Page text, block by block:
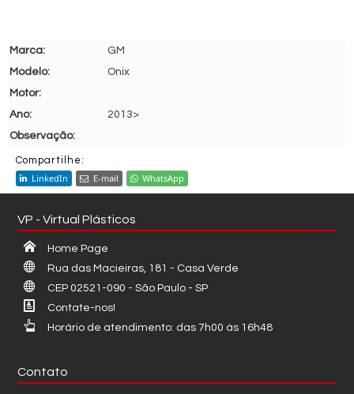
GM
Onix
2013>
Compartilhe:
LinkedIn E-mail WhatsApp
VP - Virtual Plásticos
Home Page
Rua das Macieiras, 181 - Casa Verde
CEP 02521-090 - São Paulo - SP
Contate-nos!
Horário de atendimento: das 7h00 às 16h48
Contato